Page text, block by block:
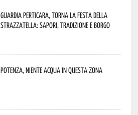
Guardia Perticara, torna la Festa della
Strazzatella: sapori, tradizione e borgo
Potenza, niente acqua in questa zona